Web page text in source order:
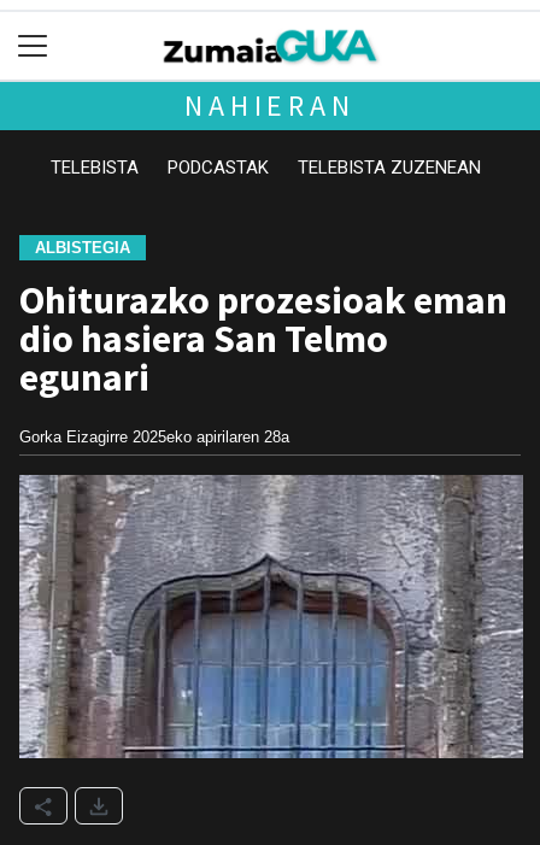
NAHIERAN
TELEBISTA PODCASTAK TELEBISTA ZUZENEAN
ALBISTEGIA
Ohiturazko prozesioak eman
dio hasiera San Telmo
egunari
Gorka Eizagirre 2025eko apirilaren 28a